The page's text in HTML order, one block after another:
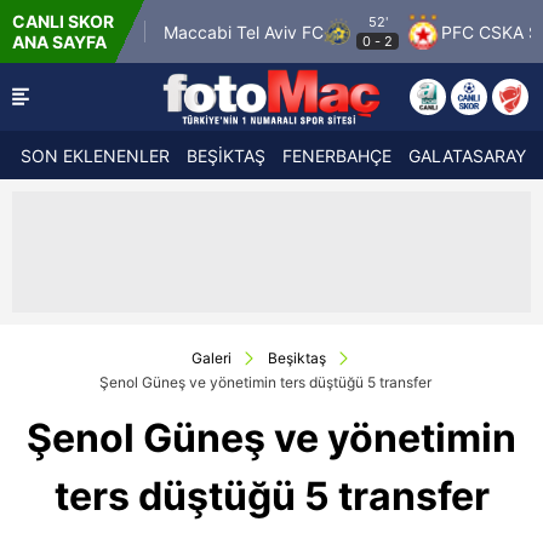
CANLI SKOR
ANA SAYFAMaccabi Tel Aviv FC
52'
0 - 2 PFC CSKA Sofia
SON EKLENENLER BEŞİKTAŞ FENERBAHÇE GALATASARAY
Galeri
Beşiktaş
Şenol Güneş ve yönetimin ters düştüğü 5 transfer
Şenol Güneş ve yönetimin
ters düştüğü 5 transfer